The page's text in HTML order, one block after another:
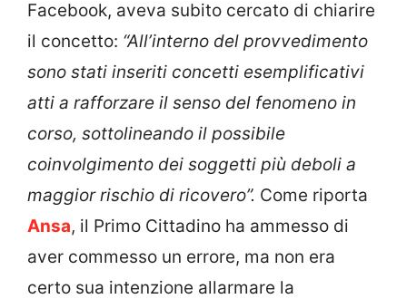
Facebook, aveva subito cercato di chiarire
il concetto: “All’interno del provvedimento
sono stati inseriti concetti esemplificativi
atti a rafforzare il senso del fenomeno in
corso, sottolineando il possibile
coinvolgimento dei soggetti più deboli a
maggior rischio di ricovero”. Come riporta
Ansa, il Primo Cittadino ha ammesso di
aver commesso un errore, ma non era
certo sua intenzione allarmare la